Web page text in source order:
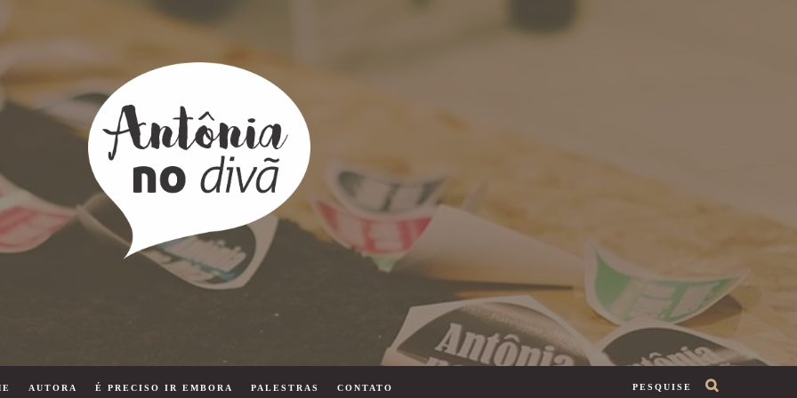
PESQUISE
AUTORA É PRECISO IR EMBORA PALESTRAS CONTATO